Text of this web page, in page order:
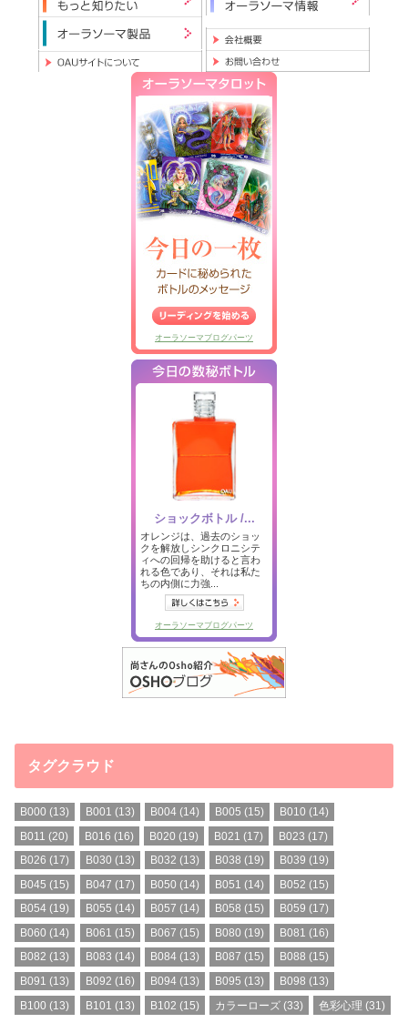
タグクラウド
B000 (13) B001 (13) B004(14) B005 (15) B010 (14)
B011 (20) B016 (16) B020 (19) B021 (17) B023 (17)
B026 (17) B030 (13) B032 (13) B038 (19) B039 (19)
B045 (15) B047 (17) B050 (14) B051 (14) B052 (15)
B054 (19) B055 (14) B057 (14) B058 (15) B059 (17)
B060 (14) B061 (15) B067 (15) B080 (19) B081 (16)
B082 (13) B083 (14) B084(13) B087 (15) B088 (15)
B091 (13) B092 (16) B094(13) B095 (13) B098 (13)
B100 (13) B101 (13) B102 (15) カラーローズ (33) 色彩心理 (31)